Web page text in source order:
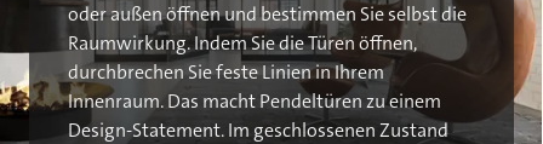
oder außen öffnen und bestimmen Sie selbst die
Raumwirkung. Indem Sie die Türen öffnen,
durchbrechen Sie feste Linien in Ihrem
Innenraum. Das macht Pendeltüren zu einem
Design-Statement. Im geschlossenen Zustand